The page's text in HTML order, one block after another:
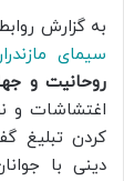
به گزارش
سیمای
روحانیت و
اغتشاشات و
کردن تبلیغ
دینی با